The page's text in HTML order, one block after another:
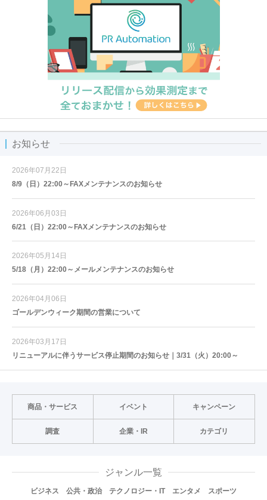
お知らせ
2026年07月22日
8/9（日）22:00～FAXメンテナンスのお知らせ
2026年06月03日
6/21（日）22:00～FAXメンテナンスのお知らせ
2026年05月14日
5/18（月）22:00～メールメンテナンスのお知らせ
2026年04月06日
ゴールデンウィーク期間の営業について
2026年03月17日
リニューアルに伴うサービス停止期間のお知らせ｜3/31（火）20:00～
商品・サービス イベント キャンペーン
調査 企業・IR カテゴリ
ジャンル一覧
ビジネス 公共・政治 テクノロジー・IT エンタメ スポーツ